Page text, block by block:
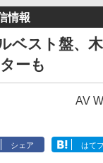
情報
ベスト盤、
ーも
AV
シェア はて